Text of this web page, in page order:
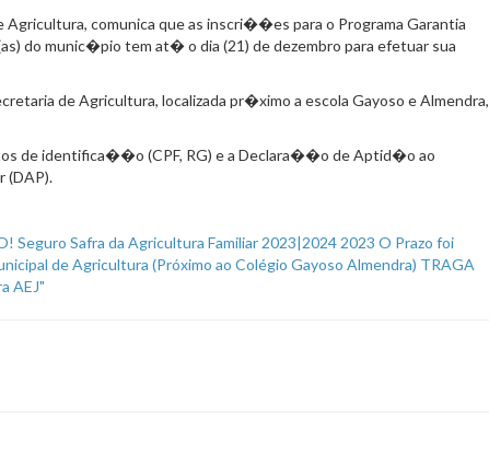
comunica que as inscri��es para o Programa Garantia
do munic�pio tem at� o dia (21) de dezembro para efetuar sua
de Agricultura, localizada pr�ximo a escola Gayoso e Almendra,
de identifica��o (CPF, RG) e a Declara��o de Aptid�o ao
(DAP).